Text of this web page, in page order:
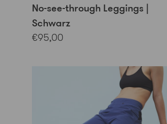
No-see-through Leggings |
Schwarz
€95,00